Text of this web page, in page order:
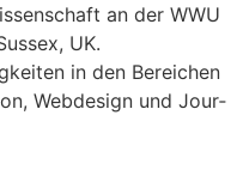
an der WWU
UK.
in den Berei­chen
Web­de­sign und Jour­